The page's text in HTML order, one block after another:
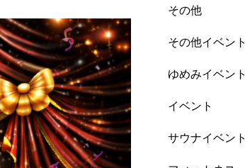
その他
その他イベント
ゆめみイベント
イベント
サウナイベント